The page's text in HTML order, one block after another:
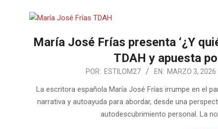
María José Frías presenta ‘¿Y
TDAH y apuesta
POR: ESTILOM27 EN: MARZO 3, 2026
La escritora española María José Frías irrumpe en el
narrativa y autoayuda para abordar, desde una
autodescubrimiento personal. La